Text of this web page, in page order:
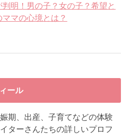
明！男の子？女の子？希望と
マの心境とは？
ール
期、出産、子育てなどの体験
ターさんたちの詳しいプロフ